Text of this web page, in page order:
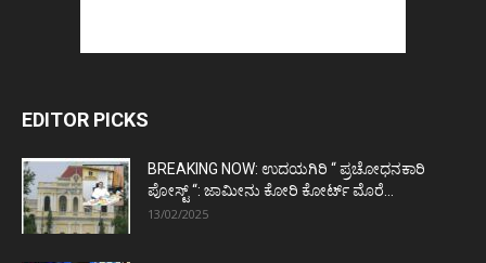
EDITOR PICKS
BREAKING NOW: ಉದಯಗಿರಿ “ ಪ್ರಚೋಧನಕಾರಿ
ಪೋಸ್ಟ್‌ “: ಜಾಮೀನು ಕೋರಿ ಕೋರ್ಟ್‌ ಮೊರೆ...
13/02/2025